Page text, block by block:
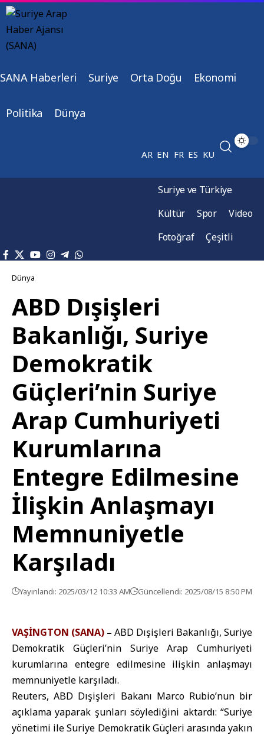
SANA Haberleri Suriye Orta Doğu Ekonomi
Politika Dünya
AR EN FR ES KU
Suriye ve Türkiye
Kültür
Spor
Video
Fotoğraf
Çeşitli
Dünya
ABD Dışişleri
Bakanlığı, Suriye
Demokratik
Güçleri’nin Suriye
Arap Cumhuriyeti
Kurumlarına
Entegre Edilmesine
İlişkin Anlaşmayı
Memnuniyetle
Karşıladı
Yayınlandı: 2025/03/12 10:33 AM Güncellendi: 2025/08/15 8:50 PM
VAŞİNGTON (SANA) – ABD Dışişleri Bakanlığı, Suriye
Demokratik Güçleri’nin Suriye Arap Cumhuriyeti
kurumlarına entegre edilmesine ilişkin anlaşmayı
memnuniyetle karşıladı.
Reuters, ABD Dışişleri Bakanı Marco Rubio’nun bir
açıklama yaparak şunları söylediğini aktardı: “Suriye
yönetimi ile Suriye Demokratik Güçleri arasında yakın